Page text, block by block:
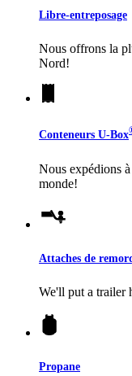
Libre-entreposage
Nous offrons la
Nord!
Conteneurs U-Box
Nous expédions
monde!
Attaches de
We'll put a trailer
Propane